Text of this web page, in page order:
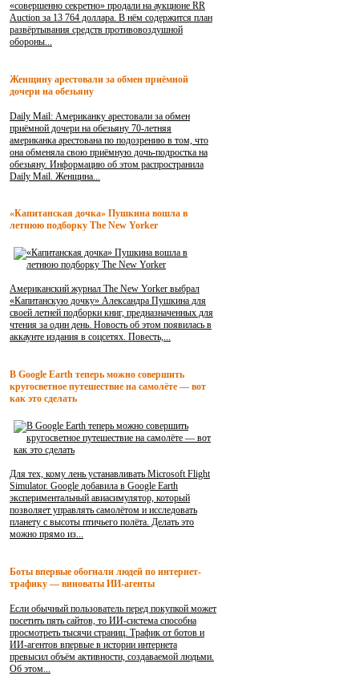
«совершенно секретно» продали на аукционе RR
Auction за 13 764 доллара. В нём содержится план
развёртывания средств противовоздушной
обороны...
Женщину арестовали за обмен приёмной
дочери на обезьяну
Daily Mail: Американку арестовали за обмен
приёмной дочери на обезьяну 70-летняя
американка арестована по подозрению в том, что
она обменяла свою приёмную дочь-подростка на
обезьяну. Информацию об этом распространила
Daily Mail. Женщина...
«Капитанская дочка» Пушкина вошла в
летнюю подборку The New Yorker
Американский журнал The New Yorker выбрал
«Капитанскую дочку» Александра Пушкина для
своей летней подборки книг, предназначенных для
чтения за один день. Новость об этом появилась в
аккаунте издания в соцсетях. Повесть,...
В Google Earth теперь можно совершить
кругосветное путешествие на самолёте — вот
как это сделать
Для тех, кому лень устанавливать Microsoft Flight
Simulator. Google добавила в Google Earth
экспериментальный авиасимулятор, который
позволяет управлять самолётом и исследовать
планету с высоты птичьего полёта. Делать это
можно прямо из...
Боты впервые обогнали людей по интернет-
трафику — виноваты ИИ-агенты
Если обычный пользователь перед покупкой может
посетить пять сайтов, то ИИ-система способна
просмотреть тысячи страниц. Трафик от ботов и
ИИ-агентов впервые в истории интернета
превысил объём активности, создаваемой людьми.
Об этом...